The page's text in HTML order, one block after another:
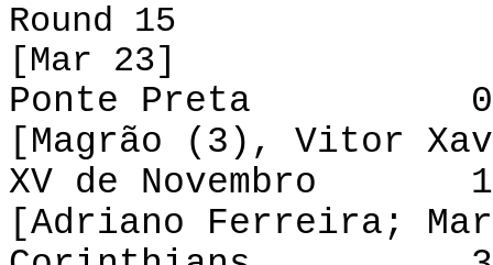
Round 15
[Mar 23]
Ponte Preta 0-
[Magrão (3), Vitor
XV de Novembro
[Adriano Ferreira;